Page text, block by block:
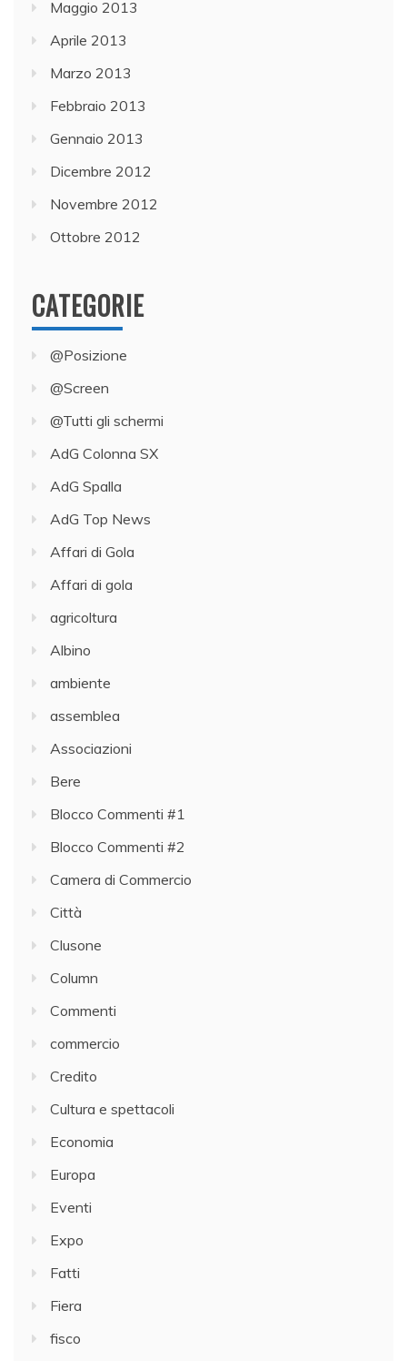
Maggio 2013
Aprile 2013
Marzo 2013
Febbraio 2013
Gennaio 2013
Dicembre 2012
Novembre 2012
Ottobre 2012
CATEGORIE
@Posizione
@Screen
@Tutti gli schermi
AdG Colonna SX
AdG Spalla
AdG Top News
Affari di Gola
Affari di gola
agricoltura
Albino
ambiente
assemblea
Associazioni
Bere
Blocco Commenti #1
Blocco Commenti #2
Camera di Commercio
Città
Clusone
Column
Commenti
commercio
Credito
Cultura e spettacoli
Economia
Europa
Eventi
Expo
Fatti
Fiera
fisco